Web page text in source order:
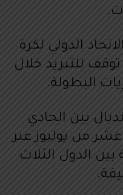
الدولي لكرة
للتبريد خلال
البطولة.
بين الحادي
من يوليوز عبر
الدول الثلاث